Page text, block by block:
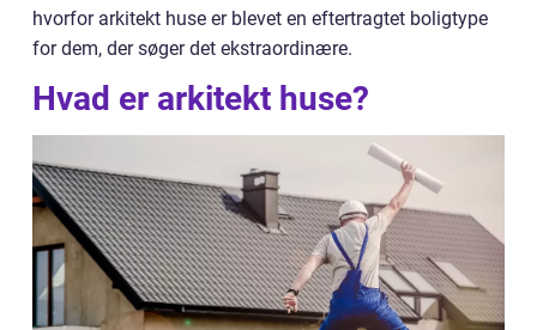
hvorfor arkitekt huse er blevet en eftertragtet boligtype
for dem, der søger det ekstraordinære.
Hvad er arkitekt huse?